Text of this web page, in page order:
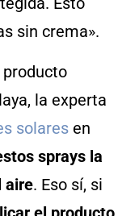
sin crema».
la experta
solares en
sprays la
aire. Eso sí, si